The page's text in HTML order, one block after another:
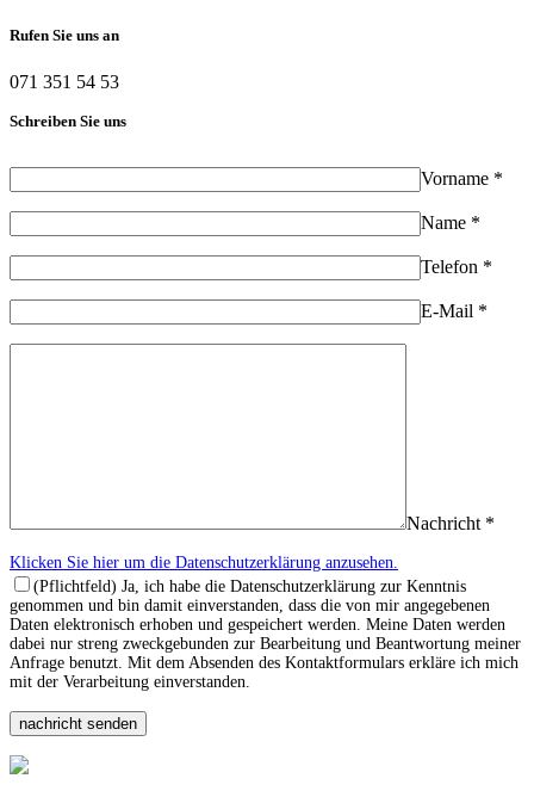
Rufen Sie uns an
071 351 54 53
Schreiben Sie uns
Vorname *
Name *
Telefon *
E-Mail *
Nachricht *
Klicken Sie hier um die Datenschutzerklärung anzusehen.
(Pflichtfeld) Ja, ich habe die Datenschutzerklärung zur Kenntnis
genommen und bin damit einverstanden, dass die von mir angegebenen
Daten elektronisch erhoben und gespeichert werden. Meine Daten werden
dabei nur streng zweckgebunden zur Bearbeitung und Beantwortung meiner
Anfrage benutzt. Mit dem Absenden des Kontaktformulars erkläre ich mich
mit der Verarbeitung einverstanden.